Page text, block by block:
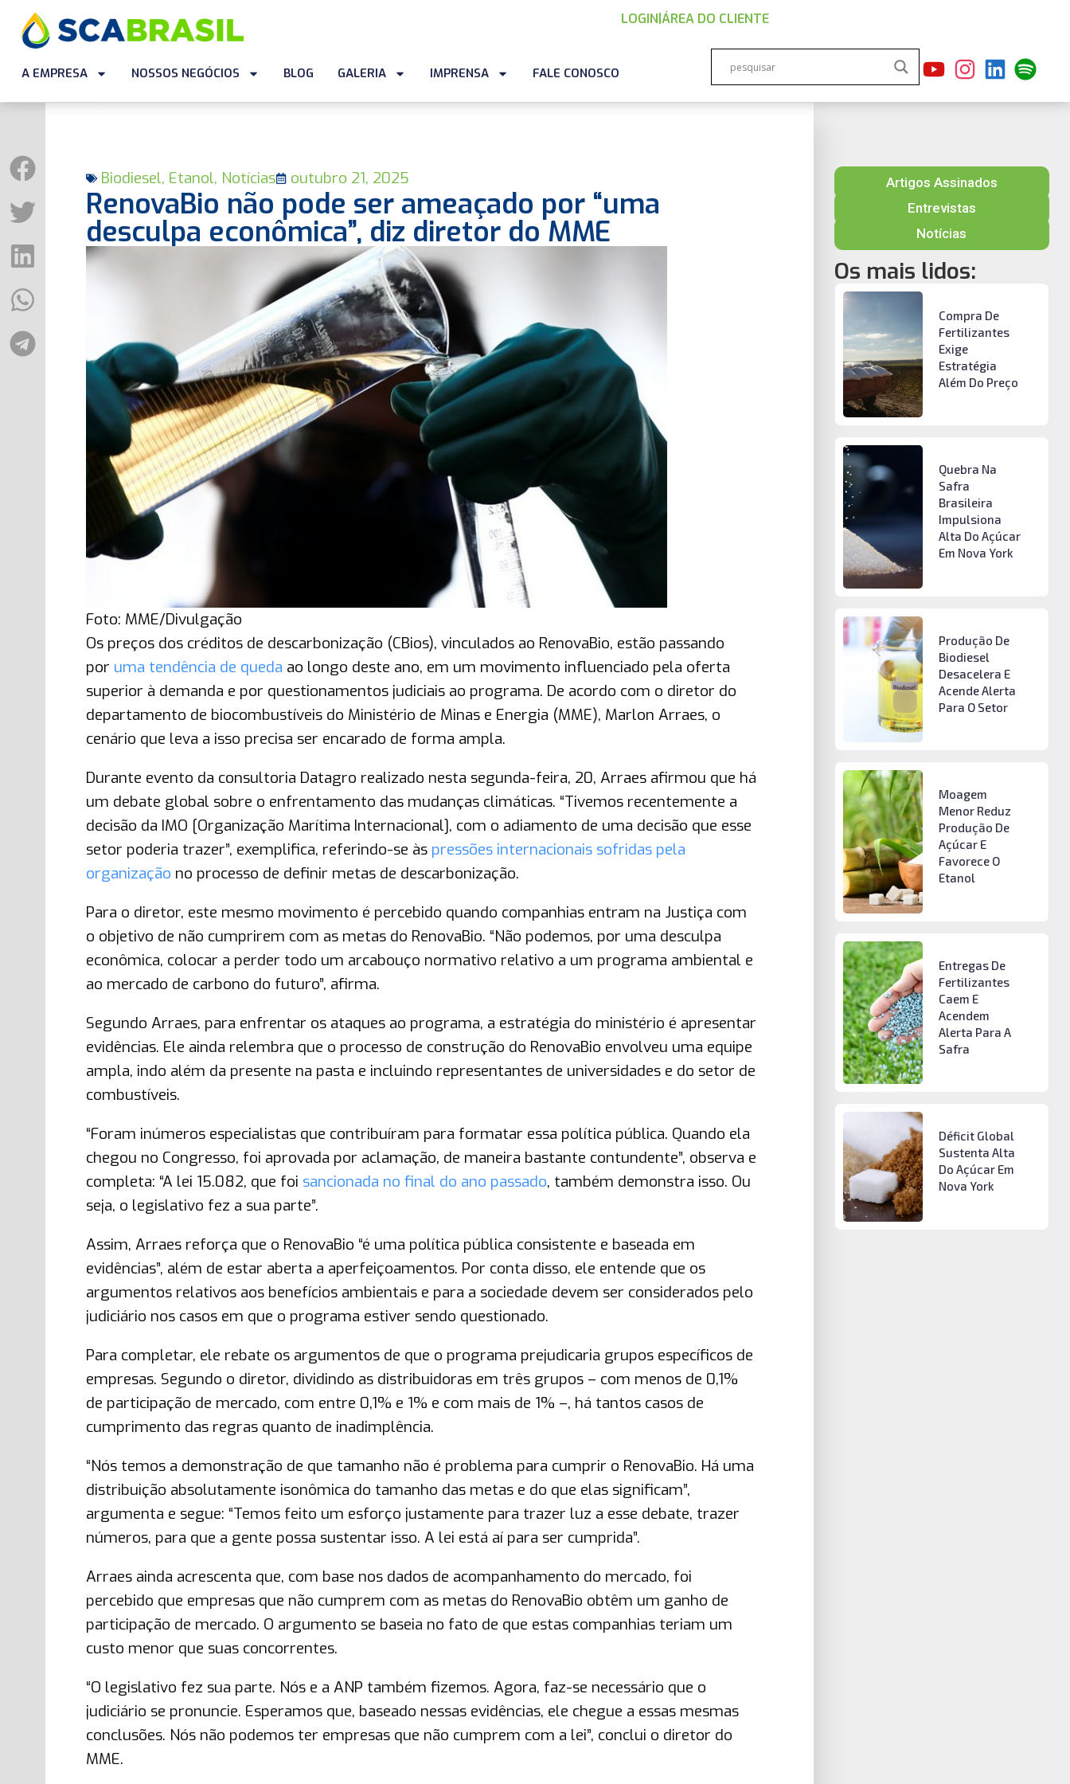
LOGIN |ÁREA DO CLIENTE
A EMPRESA NOSSOS NEGÓCIOS BLOG GALERIA IMPRENSA FALE CONOSCO
Biodiesel, Etanol, Notícias outubro 21, 2025
RenovaBio não pode ser ameaçado por “uma
desculpa econômica”, diz diretor do MME
Foto: MME/Divulgação
Os preços dos créditos de descarbonização (CBios), vinculados ao RenovaBio, estão passando
por uma tendência de queda ao longo deste ano, em um movimento influenciado pela oferta
superior à demanda e por questionamentos judiciais ao programa. De acordo com o diretor do
departamento de biocombustíveis do Ministério de Minas e Energia (MME), Marlon Arraes, o
cenário que leva a isso precisa ser encarado de forma ampla.
Durante evento da consultoria Datagro realizado nesta segunda-feira, 20, Arraes afirmou que há
um debate global sobre o enfrentamento das mudanças climáticas. “Tivemos recentemente a
decisão da IMO [Organização Marítima Internacional], com o adiamento de uma decisão que esse
setor poderia trazer”, exemplifica, referindo-se às pressões internacionais sofridas pela
organização no processo de definir metas de descarbonização.
Para o diretor, este mesmo movimento é percebido quando companhias entram na Justiça com
o objetivo de não cumprirem com as metas do RenovaBio. “Não podemos, por uma desculpa
econômica, colocar a perder todo um arcabouço normativo relativo a um programa ambiental e
ao mercado de carbono do futuro”, afirma.
Segundo Arraes, para enfrentar os ataques ao programa, a estratégia do ministério é apresentar
evidências. Ele ainda relembra que o processo de construção do RenovaBio envolveu uma equipe
ampla, indo além da presente na pasta e incluindo representantes de universidades e do setor de
combustíveis.
“Foram inúmeros especialistas que contribuíram para formatar essa política pública. Quando ela
chegou no Congresso, foi aprovada por aclamação, de maneira bastante contundente”, observa e
completa: “A lei 15.082, que foi sancionada no final do ano passado, também demonstra isso. Ou
seja, o legislativo fez a sua parte”.
Assim, Arraes reforça que o RenovaBio “é uma política pública consistente e baseada em
evidências”, além de estar aberta a aperfeiçoamentos. Por conta disso, ele entende que os
argumentos relativos aos benefícios ambientais e para a sociedade devem ser considerados pelo
judiciário nos casos em que o programa estiver sendo questionado.
Para completar, ele rebate os argumentos de que o programa prejudicaria grupos específicos de
empresas. Segundo o diretor, dividindo as distribuidoras em três grupos – com menos de 0,1%
de participação de mercado, com entre 0,1% e 1% e com mais de 1% –, há tantos casos de
cumprimento das regras quanto de inadimplência.
“Nós temos a demonstração de que tamanho não é problema para cumprir o RenovaBio. Há uma
distribuição absolutamente isonômica do tamanho das metas e do que elas significam”,
argumenta e segue: “Temos feito um esforço justamente para trazer luz a esse debate, trazer
números, para que a gente possa sustentar isso. A lei está aí para ser cumprida”.
Arraes ainda acrescenta que, com base nos dados de acompanhamento do mercado, foi
percebido que empresas que não cumprem com as metas do RenovaBio obtêm um ganho de
participação de mercado. O argumento se baseia no fato de que estas companhias teriam um
custo menor que suas concorrentes.
“O legislativo fez sua parte. Nós e a ANP também fizemos. Agora, faz-se necessário que o
judiciário se pronuncie. Esperamos que, baseado nessas evidências, ele chegue a essas mesmas
conclusões. Nós não podemos ter empresas que não cumprem com a lei”, conclui o diretor do
MME.
Artigos Assinados
Entrevistas
Notícias
Os mais lidos:
Compra De
Fertilizantes
Exige
Estratégia
Além Do Preço
Quebra Na
Safra
Brasileira
Impulsiona
Alta Do Açúcar
Em Nova York
Produção De
Biodiesel
Desacelera E
Acende Alerta
Para O Setor
Moagem
Menor Reduz
Produção De
Açúcar E
Favorece O
Etanol
Entregas De
Fertilizantes
Caem E
Acendem
Alerta Para A
Safra
Déficit Global
Sustenta Alta
Do Açúcar Em
Nova York